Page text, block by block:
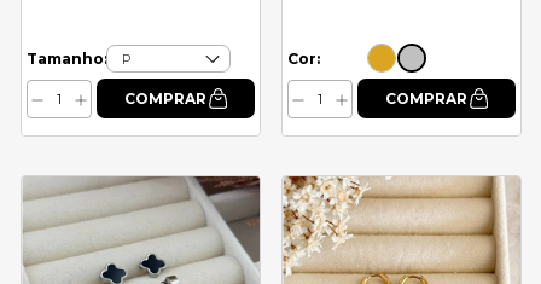
Tamanho: Cor: